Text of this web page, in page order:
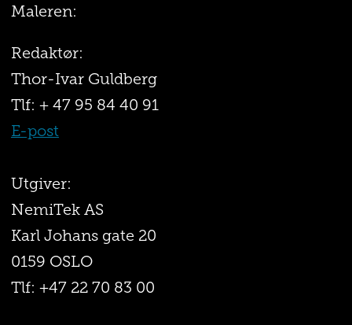
Maleren:
Redaktør:
Thor-Ivar Guldberg
Tlf: + 47 95 84 40 91
E-post
Utgiver:
NemiTek AS
Karl Johans gate 20
0159 OSLO
Tlf: +47 22 70 83 00